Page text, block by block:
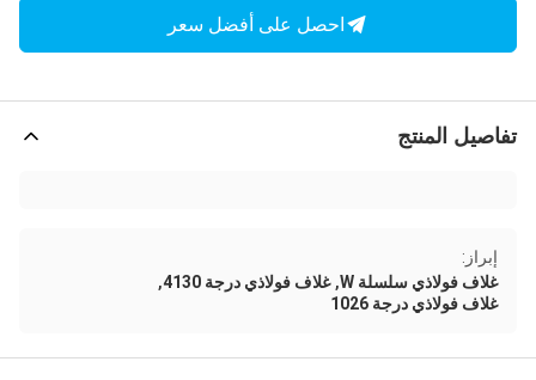
احصل على أفضل سعر
تفاصيل المنتج
إبراز:
غلاف فولاذي سلسلة W
,غلاف فولاذي درجة 4130 ,
غلاف فولاذي درجة 1026